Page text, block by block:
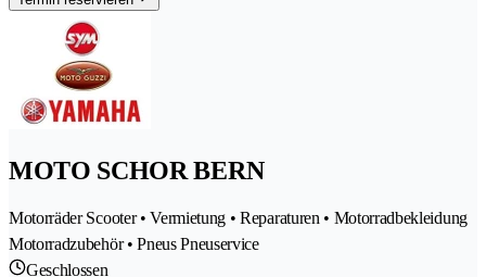
MOTO SCHOR BERN
Motorräder Scooter • Vermietung • Reparaturen • Motorradbekleidung
Motorradzubehör • Pneus Pneuservice
Geschlossen